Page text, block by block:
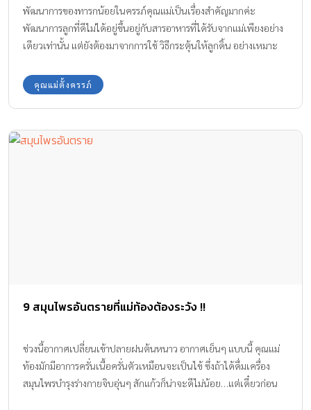
พัฒนาการของทารกน้อยในครรภ์คุณแม่เป็นเรื่องสำคัญมากค่ะ
พัฒนาการลูกที่ดีไม่ได้อยู่ขึ้นอยู่กับสารอาหารที่ได้รับจากแม่เพียงอย่าง
เดียวเท่านั้น แต่ยังต้องมาจากการใช้ วิธีกระตุ้นให้ลูกดิ้น อย่างเหมาะ
ลูกในท้อง เพื่อเป็นการส่งเสริมพัฒนาการที่ดีให้ลูกตั้งแต่ในครรภ์กันค่ะ
คุณแม่ตั้งครรภ์
9 สมุนไพรอันตรายที่แม่ท้องต้องระวัง !!
ช่วงนี้อากาศเปลี่ยนเข้าปลายฝนต้นหนาว อากาศเย็นๆ แบบนี้ คุณแม่
ท้องมักมีอาการครั่นเนื้อครั่นตัวเหมือนจะเป็นไข้ ซึ่งถ้าได้ดื่มเครื่อง
สมุนไพรบำรุงร่างกายจิบอุ่นๆ สักแก้วก็น่าจะดีไม่น้อย…แต่เดี๋ยวก่อน